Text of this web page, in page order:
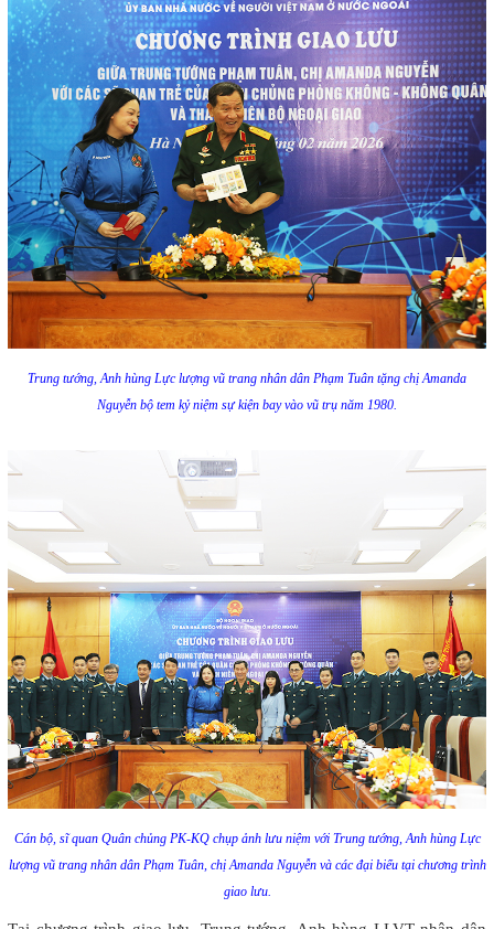
Trung tướng, Anh hùng Lực lượng vũ trang nhân dân Phạm Tuân tặng chị Amanda
Nguyễn bộ tem kỷ niệm sự kiện bay vào vũ trụ năm 1980.
Cán bộ, sĩ quan Quân chủng PK-KQ chụp ảnh lưu niệm với Trung tướng, Anh hùng Lực
lượng vũ trang nhân dân Phạm Tuân, chị Amanda Nguyễn và các đại biểu tại chương trình
giao lưu.